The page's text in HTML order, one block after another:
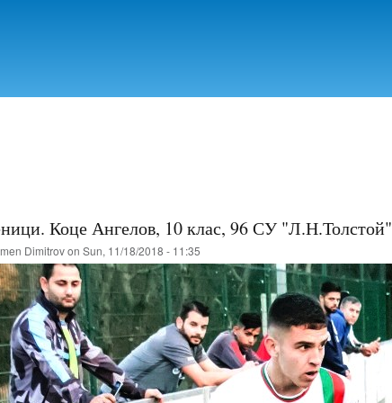
Коце Ангелов, 10 клас, 96 СУ "Л.Н.Толстой"
Dimitrovon Sun, 11/18/2018 - 11:35